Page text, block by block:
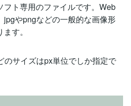
フト専用のファイルです。Web
jpgやpngなどの一般的な画像形
す。
のサイズはpx単位でしか指定で